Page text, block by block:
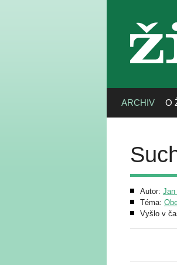
ARCHIV O
Autor: Jan
Téma:
Vyšlo v